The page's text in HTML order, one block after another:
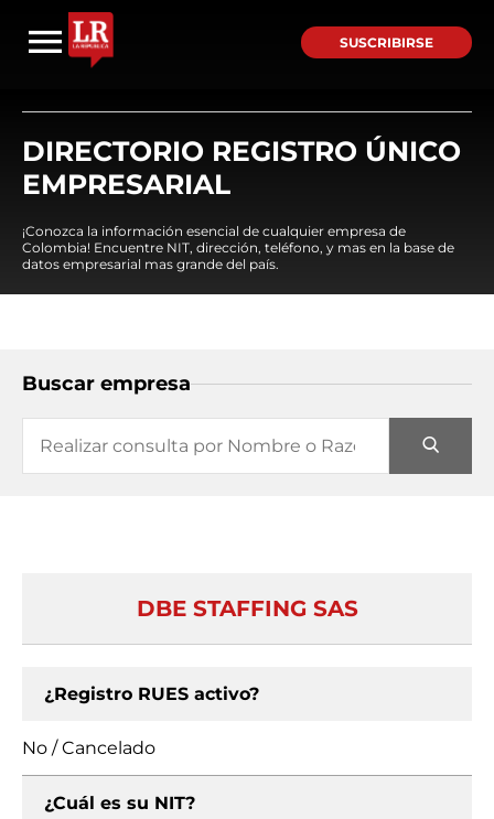
SUSCRIBIRSE
DIRECTORIO REGISTRO ÚNICO
EMPRESARIAL
¡Conozca la información esencial de cualquier empresa de
Colombia! Encuentre NIT, dirección, teléfono, y mas en la base de
datos empresarial mas grande del país.
Buscar empresa
DBE STAFFING SAS
¿Registro RUES activo?
No / Cancelado
¿Cuál es su NIT?